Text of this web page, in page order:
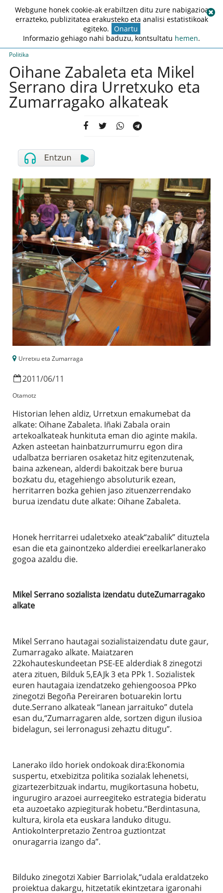
Politika
Oihane Zabaleta eta Mikel
Serrano dira Urretxuko eta
Zumarragako alkateak
Urretxu eta Zumarraga
2011/06/11
Otamotz
Historian lehen aldiz, Urretxun emakumebat da
alkate: Oihane Zabaleta. Iñaki Zabala orain
artekoalkateak hunkituta eman dio aginte makila.
Azken asteetan hainbatzurrumurru egon dira
udalbatza berriaren osaketaz hitz egitenzutenak,
baina azkenean, alderdi bakoitzak bere burua
bozkatu du, etagehiengo absoluturik ezean,
herritarren bozka gehien jaso zituenzerrendako
burua izendatu dute alkate: Oihane Zabaleta.
Honek herritarrei udaletxeko ateak“zabalik” dituztela
esan die eta gainontzeko alderdiei ereelkarlanerako
gogoa azaldu die.
Mikel Serrano sozialista izendatu duteZumarragako
alkate
Mikel Serrano hautagai sozialistaizendatu dute gaur,
Zumarragako alkate. Maiatzaren
22kohauteskundeetan PSE-EE alderdiak 8 zinegotzi
atera zituen, Bilduk 5,EAJk 3 eta PPk 1. Sozialistek
euren hautagaia izendatzeko gehiengoosoa PPko
zinegotzi Begoña Pereiraren botuarekin lortu
dute.Serrano alkateak “lanean jarraituko” dutela
esan du,“Zumarragaren alde, sortzen digun ilusioa
bidelagun, sei lerronagusi zehaztu ditugu”.
Lanerako ildo horiek ondokoak dira:Ekonomia
suspertu, etxebizitza politika sozialak lehenetsi,
gizartezerbitzuak indartu, mugikortasuna hobetu,
ingurugiro arazoei aurreegiteko estrategia bideratu
eta auzoetako azpiegiturak hobetu.“Berdintasuna,
kultura, kirola eta euskara landuko ditugu.
AntiokoInterpretazio Zentroa guztiontzat
onuragarria izango da”.
Bilduko zinegotzi Xabier Barriolak,“udala eraldatzeko
proiektua dakargu, hitzetatik ekintzetara igaronahi
Webgune honek cookie-ak erabiltzen ditu zure nabigazioa
errazteko, publizitatea erakusteko eta analisi estatistikoak
egiteko. Onartu
Informazio gehiago nahi baduzu, kontsultatu hemen.